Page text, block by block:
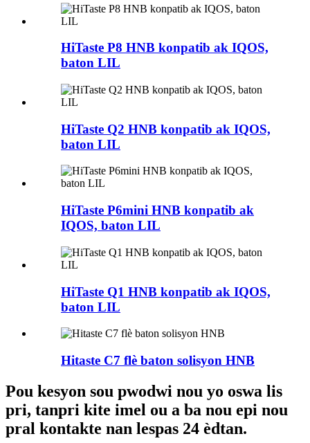
HiTaste P8 HNB konpatib ak IQOS,
baton LIL
HiTaste Q2 HNB konpatib ak IQOS,
baton LIL
HiTaste P6mini HNB konpatib ak
IQOS, baton LIL
HiTaste Q1 HNB konpatib ak IQOS,
baton LIL
Hitaste C7 flè baton solisyon HNB
Pou kesyon sou pwodwi nou yo oswa lis
pri, tanpri kite imel ou a ba nou epi nou
pral kontakte nan lespas 24 èdtan.